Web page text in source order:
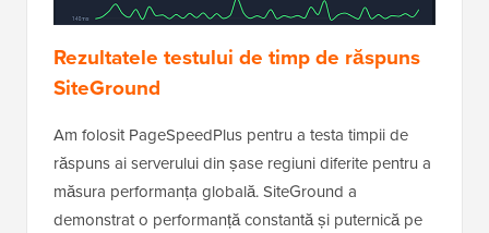
Rezultatele testului de timp de răspuns
SiteGround
Am folosit PageSpeedPlus pentru a testa timpii de
răspuns ai serverului din șase regiuni diferite pentru a
măsura performanța globală. SiteGround a
demonstrat o performanță constantă și puternică pe